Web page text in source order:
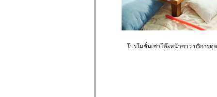
โปรโมชั่นเช่าโต๊ะหน้าขาว บริการ